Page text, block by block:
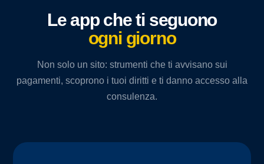
Le app che ti seguono
ogni giorno
Non solo un sito: strumenti che ti avvisano sui
pagamenti, scoprono i tuoi diritti e ti danno accesso alla
consulenza.